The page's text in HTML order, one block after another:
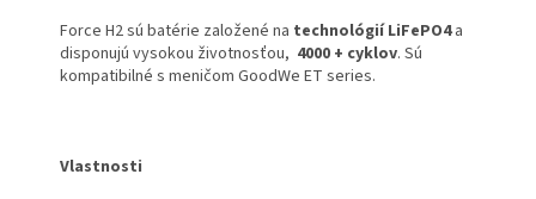
Force H2 sú batérie založené na technológií LiFePO4 a
disponujú vysokou životnosťou, 4000 + cyklov. Sú
kompatibilné s meničom GoodWe ET series.
Vlastnosti